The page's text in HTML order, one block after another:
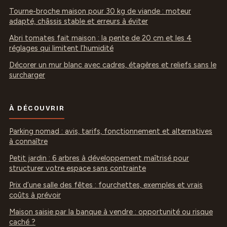
Tourne-broche maison pour 30 kg de viande : moteur
adapté, châssis stable et erreurs à éviter
Abri tomates fait maison : la pente de 20 cm et les 4
réglages qui limitent l’humidité
Décorer un mur blanc avec cadres, étagères et reliefs sans le
surcharger
À DÉCOUVRIR
Parking nomad : avis, tarifs, fonctionnement et alternatives
à connaître
Petit jardin : 6 arbres à développement maîtrisé pour
structurer votre espace sans contrainte
Prix d’une salle des fêtes : fourchettes, exemples et vrais
coûts à prévoir
Maison saisie par la banque à vendre : opportunité ou risque
caché ?